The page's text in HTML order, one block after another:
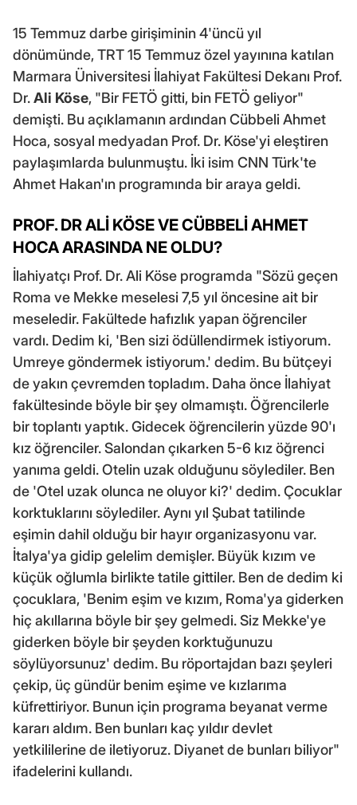
15 Temmuz darbe girişiminin 4'üncü yıl
dönümünde, TRT 15 Temmuz özel yayınına katılan
Marmara Üniversitesi İlahiyat Fakültesi Dekanı Prof.
Dr.Ali Köse, "Bir FETÖ gitti, bin FETÖ geliyor"
demişti. Bu açıklamanın ardından Cübbeli Ahmet
Hoca, sosyal medyadan Prof. Dr. Köse'yi eleştiren
paylaşımlarda bulunmuştu. İki isim CNN Türk'te
Ahmet Hakan'ın programında bir araya geldi.
PROF. DR ALİ KÖSE VE CÜBBELİ AHMET
HOCA ARASINDA NE OLDU?
İlahiyatçı Prof. Dr. Ali Köse programda "Sözü geçen
Roma ve Mekke meselesi 7,5 yıl öncesine ait bir
meseledir. Fakültede hafızlık yapan öğrenciler
vardı. Dedim ki, 'Ben sizi ödüllendirmek istiyorum.
Umreye göndermek istiyorum.' dedim. Bu bütçeyi
de yakın çevremden topladım. Daha önce İlahiyat
fakültesinde böyle bir şey olmamıştı. Öğrencilerle
bir toplantı yaptık. Gidecek öğrencilerin yüzde 90'ı
kız öğrenciler. Salondan çıkarken 5-6 kız öğrenci
yanıma geldi. Otelin uzak olduğunu söylediler. Ben
de 'Otel uzak olunca ne oluyor ki?' dedim. Çocuklar
korktuklarını söylediler. Aynı yıl Şubat tatilinde
eşimin dahil olduğu bir hayır organizasyonu var.
İtalya'ya gidip gelelim demişler. Büyük kızım ve
küçük oğlumla birlikte tatile gittiler. Ben de dedim ki
çocuklara, 'Benim eşim ve kızım, Roma'ya giderken
hiç akıllarına böyle bir şey gelmedi. Siz Mekke'ye
giderken böyle bir şeyden korktuğunuzu
söylüyorsunuz' dedim. Bu röportajdan bazı şeyleri
çekip, üç gündür benim eşime ve kızlarıma
küfrettiriyor. Bunun için programa beyanat verme
kararı aldım. Ben bunları kaç yıldır devlet
yetkililerine de iletiyoruz. Diyanet de bunları biliyor"
ifadelerini kullandı.